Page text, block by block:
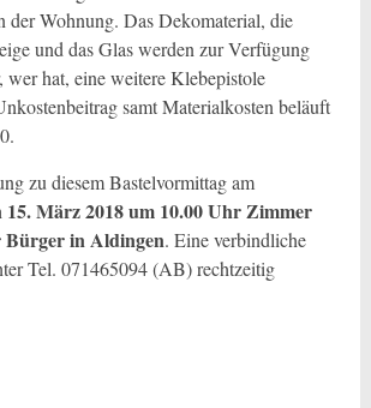
der Wohnung. Das Dekomaterial, die
und das Glas werden zur Verfügung
wer hat, eine weitere Klebepistole
samt Materialkosten beläuft
zu diesem Bastelvormittag am
15. März 2018 um 10.00 Uhr Zimmer
Bürger in Aldingen. Eine verbindliche
Tel. 071465094 (AB) rechtzeitig